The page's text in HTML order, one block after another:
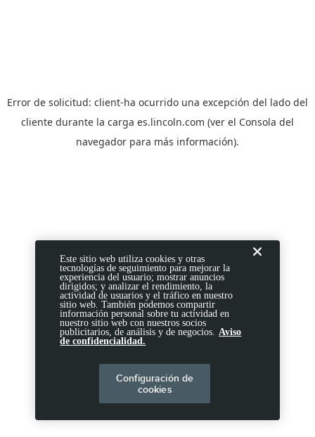
Error de solicitud: client-ha ocurrido una excepción del lado del
cliente durante la carga es.lincoln.com (ver el Consola del
navegador para más información).
Este sitio web utiliza cookies y otras
tecnologías de seguimiento para mejorar la
experiencia del usuario; mostrar anuncios
dirigidos; y analizar el rendimiento, la
actividad de usuarios y el tráfico en nuestro
sitio web. También podemos compartir
información personal sobre tu actividad en
nuestro sitio web con nuestros socios
publicitarios, de análisis y de negocios. Aviso
de confidencialidad.
Configuración de
cookies